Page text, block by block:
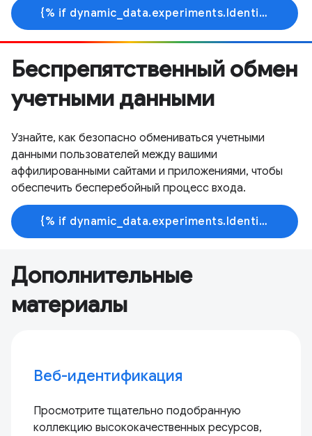
{% if dynamic_data.experiments.IdentityButtonTextFeature.button_variant == 'variant_a' %}Узнать больше{% else %}Начать обучение{% endif %}
Беспрепятственный обмен
учетными данными
Узнайте, как безопасно обмениваться учетными
данными пользователей между вашими
аффилированными сайтами и приложениями, чтобы
обеспечить бесперебойный процесс входа.
{% if dynamic_data.experiments.IdentityButtonTextFeature.button_variant == 'variant_a' %}Узнать больше{% else %}Начать обучение{% endif %}
Дополнительные
материалы
Веб-идентификация
Просмотрите тщательно подобранную
коллекцию высококачественных ресурсов,